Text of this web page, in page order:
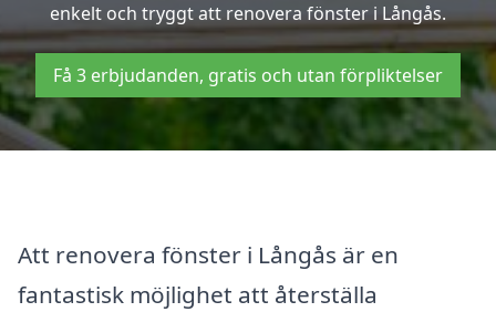
enkelt och tryggt att renovera fönster i Långås.
Få 3 erbjudanden, gratis och utan förpliktelser
Att renovera fönster i Långås är en
fantastisk möjlighet att återställa